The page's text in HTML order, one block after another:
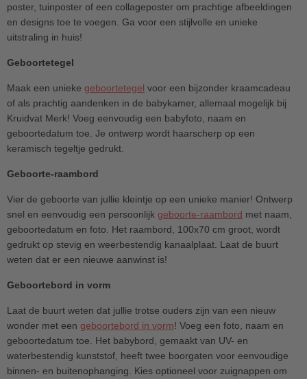
poster, tuinposter of een collageposter om prachtige afbeeldingen
en designs toe te voegen. Ga voor een stijlvolle en unieke
uitstraling in huis!
Geboortetegel
Maak een unieke geboortetegel voor een bijzonder kraamcadeau
of als prachtig aandenken in de babykamer, allemaal mogelijk bij
Kruidvat Merk! Voeg eenvoudig een babyfoto, naam en
geboortedatum toe. Je ontwerp wordt haarscherp op een
keramisch tegeltje gedrukt.
Geboorte-raambord
Vier de geboorte van jullie kleintje op een unieke manier! Ontwerp
snel en eenvoudig een persoonlijk geboorte-raambord met naam,
geboortedatum en foto. Het raambord, 100x70 cm groot, wordt
gedrukt op stevig en weerbestendig kanaalplaat. Laat de buurt
weten dat er een nieuwe aanwinst is!
Geboortebord in vorm
Laat de buurt weten dat jullie trotse ouders zijn van een nieuw
wonder met een geboortebord in vorm! Voeg een foto, naam en
geboortedatum toe. Het babybord, gemaakt van UV- en
waterbestendig kunststof, heeft twee boorgaten voor eenvoudige
binnen- en buitenophanging. Kies optioneel voor zuignappen om